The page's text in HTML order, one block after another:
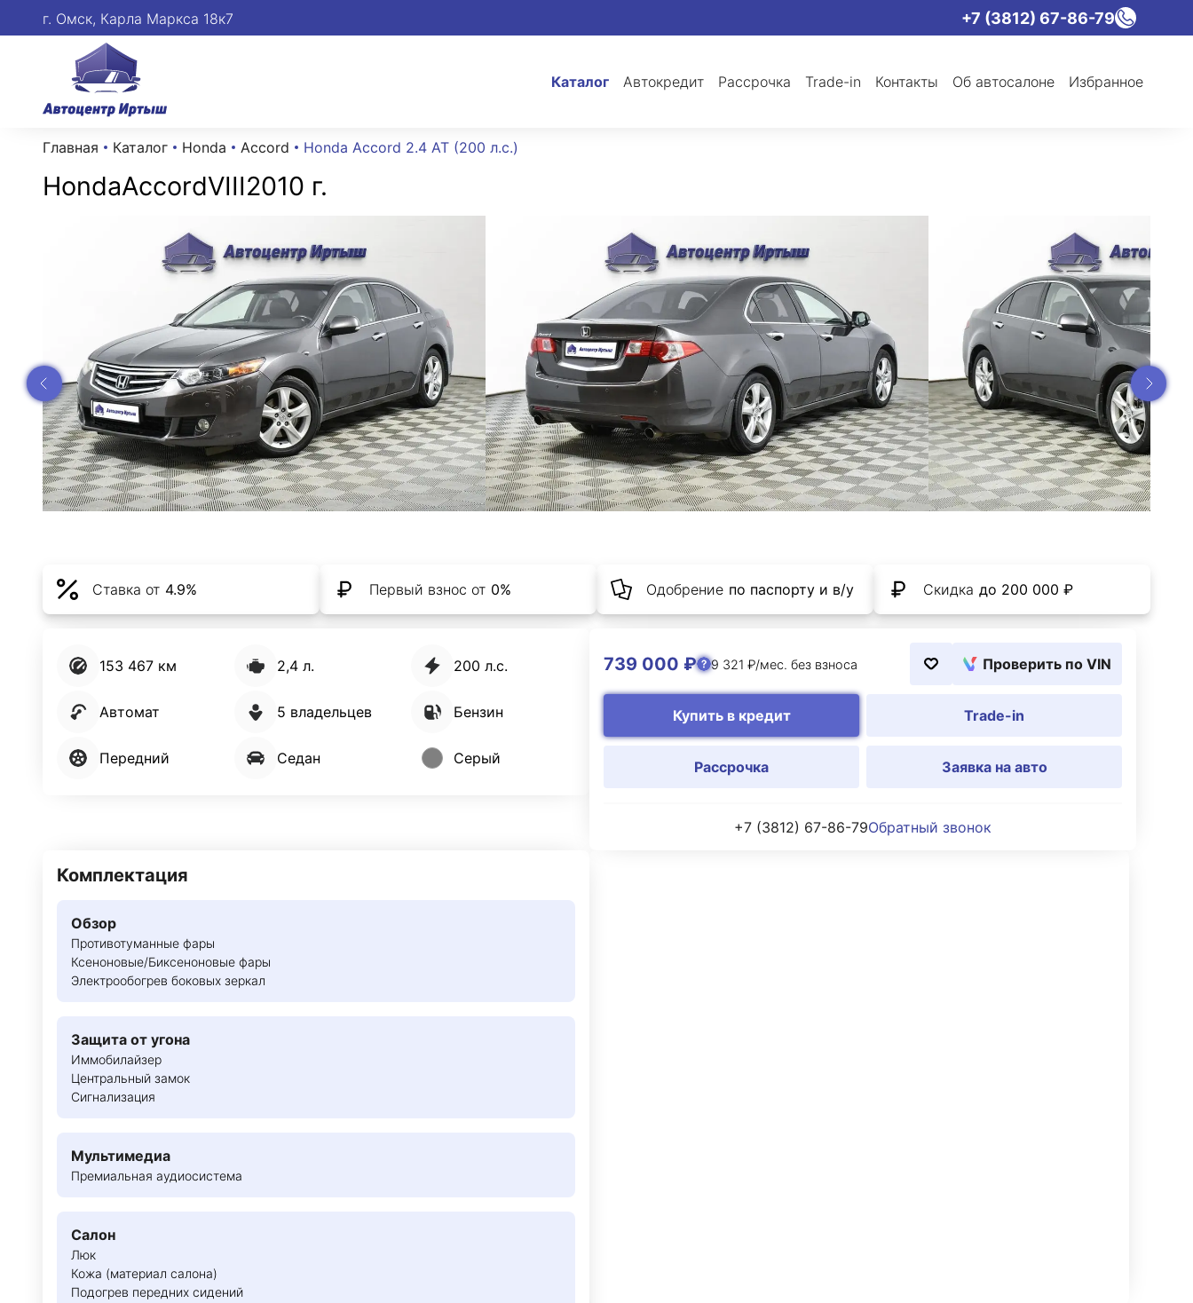
г. Омск, Карла Маркса 18к7 +7 (3812) 67-86-79
Каталог Автокредит Рассрочка Trade-in Контакты Об автосалоне Избранное
Главная Каталог Honda Accord Honda Accord 2.4 AT (200 л.с.)
HondaAccordVIII2010 г.
Ставка от 4.9% Первый взнос от 0% Одобрение по паспорту и в/у Скидка до 200 000 ₽
153 467 км 2,4 л. 200 л.с.
Автомат 5 владельцев Бензин
Передний Седан Серый
739 000 ₽ 9 321 ₽/мес. без взноса Проверить по VIN
Купить в кредит Trade-in
Рассрочка Заявка на авто
+7 (3812) 67-86-79Обратный звонок
Комплектация
Обзор
Противотуманные фары
Ксеноновые/Биксеноновые фары
Электрообогрев боковых зеркал
Защита от угона
Иммобилайзер
Центральный замок
Сигнализация
Мультимедиа
Премиальная аудиосистема
Салон
Люк
Кожа (материал салона)
Подогрев передних сидений